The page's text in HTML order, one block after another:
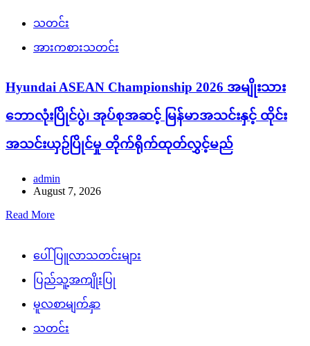
သတင်း
အားကစားသတင်း
Hyundai ASEAN Championship 2026 အမျိုးသား
ဘောလုံးပြိုင်ပွဲ၊ အုပ်စုအဆင့် မြန်မာအသင်းနှင့် ထိုင်း
အသင်းယှဉ်ပြိုင်မှု တိုက်ရိုက်ထုတ်လွှင့်မည်
admin
August 7, 2026
Read More
ပေါ်ပြူလာသတင်းများ
ပြည်သူ့အကျိုးပြု
မူလစာမျက်နှာ
သတင်း